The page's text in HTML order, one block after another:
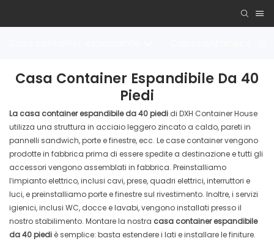
Casa Container Espandibile Da 40
Piedi
La casa container espandibile da 40 piedi di DXH Container House
utilizza una struttura in acciaio leggero zincato a caldo, pareti in
pannelli sandwich, porte e finestre, ecc. Le case container vengono
prodotte in fabbrica prima di essere spedite a destinazione e tutti gli
accessori vengono assemblati in fabbrica. Preinstalliamo
l'impianto elettrico, inclusi cavi, prese, quadri elettrici, interruttori e
luci, e preinstalliamo porte e finestre sul rivestimento. Inoltre, i servizi
igienici, inclusi WC, docce e lavabi, vengono installati presso il
nostro stabilimento. Montare la nostra casa container espandibile
da 40 piedi è semplice: basta estendere i lati e installare le finiture.